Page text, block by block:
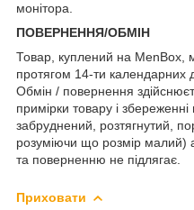
монітора.
ПОВЕРНЕННЯ/ОБМІН
Товар, куплений на MenBox,
протягом 14-ти календарних
Обмін / повернення
примірки товару і збереженні
забруднений, розтягнутий,
розуміючи що розмір малий)
та поверненню не підлягає.
Приховати